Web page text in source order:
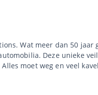
Wat meer dan 50
Deze unieke
moet weg en veel